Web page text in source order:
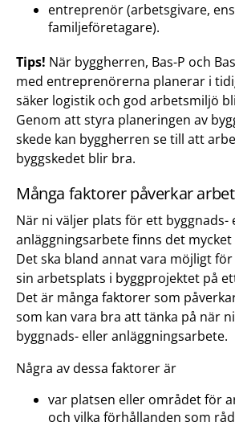
entreprenör (arbetsgivare,
familjeföretagare).
Tips! När byggherren, Bas-P och
med entreprenörerna planerar i
säker logistik och god arbetsmiljö
Genom att styra planeringen av
skede kan byggherren se till att
byggskedet blir bra.
Många faktorer påverkar
När ni väljer plats för ett byggnads-
anläggningsarbete finns det
Det ska bland annat vara möjligt
sin arbetsplats i byggprojektet på
Det är många faktorer som
som kan vara bra att tänka på när
byggnads- eller anläggningsarbete.
Några av dessa faktorer är
var platsen eller området för
och vilka förhållanden som